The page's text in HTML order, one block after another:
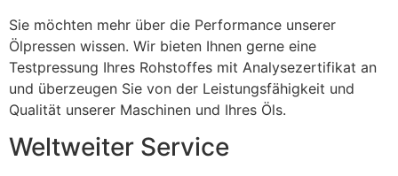
Sie möchten mehr über die Performance unserer
Ölpressen wissen. Wir bieten Ihnen gerne eine
Testpressung Ihres Rohstoffes mit Analysezertifikat an
und überzeugen Sie von der Leistungsfähigkeit und
Qualität unserer Maschinen und Ihres Öls.
Weltweiter Service